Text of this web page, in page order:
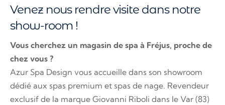
Venez nous rendre visite dans notre
show-room !
Vous cherchez un magasin de spa à Fréjus, proche de
chez vous ?
Azur Spa Design vous accueille dans son showroom
dédié aux spas premium et spas de nage. Revendeur
exclusif de la marque Giovanni Riboli dans le Var (83)